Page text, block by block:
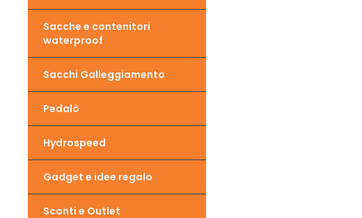
Sacche e contenitori
waterproof
Sacchi Galleggiamento
Pedalò
Hydrospeed
Gadget e idee regalo
Sconti e Outlet